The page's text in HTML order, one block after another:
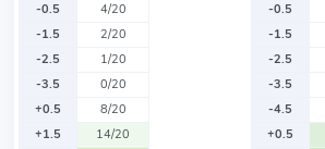
-0.5
4/20
-1.5
2/20
-2.5
1/20
-3.5
0/20
+0.5
8/20
+1.5
14/20
-0.5
-1.5
-2.5
-3.5
-4.5
+0.5